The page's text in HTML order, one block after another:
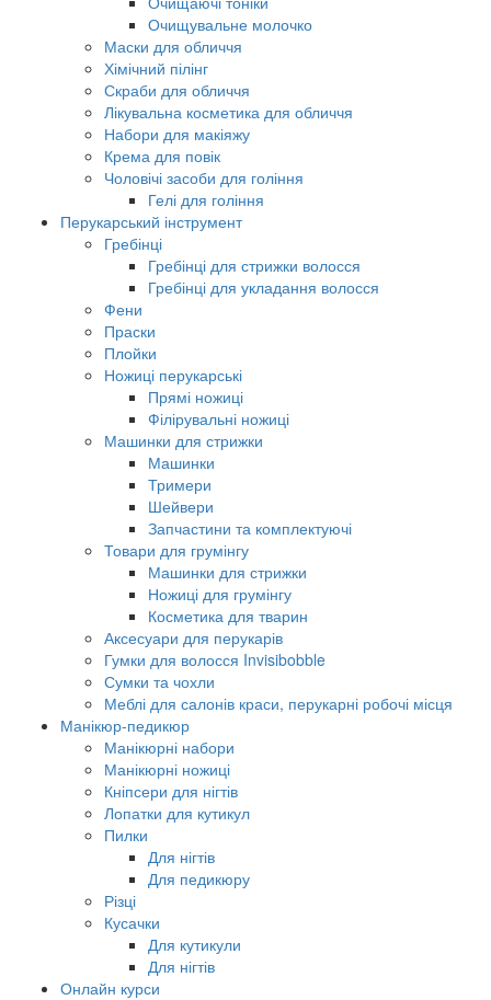
Очищувальне молочко
Маски для обличчя
Хімічний пілінг
Скраби для обличчя
Лікувальна косметика для обличчя
Набори для макіяжу
Крема для повік
Чоловічі засоби для гоління
Гелі для гоління
Перукарський інструмент
Гребінці
Гребінці для стрижки волосся
Гребінці для укладання волосся
Фени
Праски
Плойки
Ножиці перукарські
Прямі ножиці
Філірувальні ножиці
Машинки для стрижки
Машинки
Тримери
Шейвери
Запчастини та комплектуючі
Товари для грумінгу
Машинки для стрижки
Ножиці для грумінгу
Косметика для тварин
Аксесуари для перукарів
Гумки для волосся Invisibobble
Сумки та чохли
Меблі для салонів краси, перукарні робочі місця
Манікюр-педикюр
Манікюрні набори
Манікюрні ножиці
Кніпсери для нігтів
Лопатки для кутикул
Пилки
Для нігтів
Для педикюру
Різці
Кусачки
Для кутикули
Для нігтів
Онлайн курси